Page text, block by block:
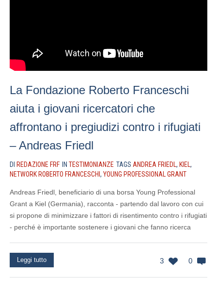
La Fondazione Roberto Franceschi
aiuta i giovani ricercatori che
affrontano i pregiudizi contro i rifugiati
– Andreas Friedl
DI REDAZIONE FRF IN TESTIMONIANZE TAGS ANDREA FRIEDL , KIEL ,
NETWORK ROBERTO FRANCESCHI , YOUNG PROFESSIONAL GRANT
Andreas Friedl, beneficiario di una borsa Young Professional
Grant a Kiel (Germania), racconta - partendo dal lavoro con cui
si propone di minimizzare i fattori di risentimento contro i rifugiati
- perché è importante sostenere i giovani che fanno ricerca
3 0
Leggi tutto